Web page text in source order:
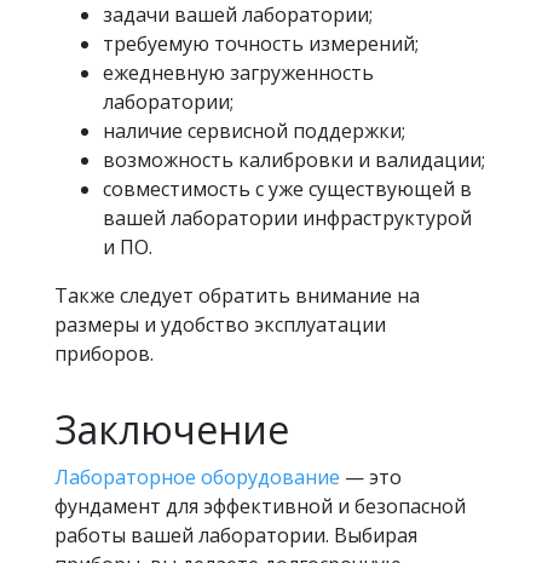
задачи вашей лаборатории;
требуемую точность измерений;
ежедневную загруженность
лаборатории;
наличие сервисной поддержки;
возможность калибровки и валидации;
совместимость с уже существующей в
вашей лаборатории инфраструктурой
и ПО.
Также следует обратить внимание на
размеры и удобство эксплуатации
приборов.
Заключение
Лабораторное оборудование — это
фундамент для эффективной и безопасной
работы вашей лаборатории. Выбирая